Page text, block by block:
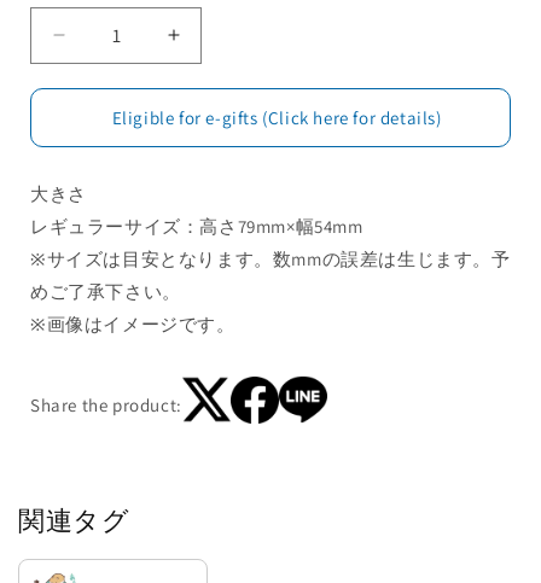
Eligible for e-gifts (Click here for details)
大きさ
レギュラーサイズ：高さ79mm×幅54mm
※サイズは目安となります。数mmの誤差は生じます。予
めご了承下さい。
※画像はイメージです。
Share the product:
関連タグ